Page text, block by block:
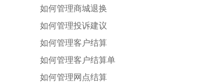
如何管理商城退换
如何管理投诉建议
如何管理客户结算
如何管理客户结算单
如何管理网点结算